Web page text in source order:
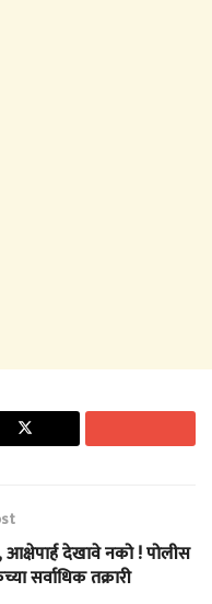
देखावे नको ! पोलीस
सर्वाधिक तक्रारी